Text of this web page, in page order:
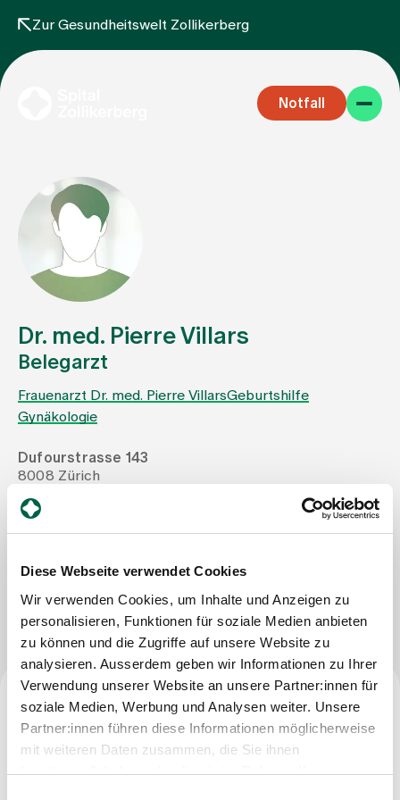
Diese Webseite verwendet Cookies
Wir verwenden Cookies, um Inhalte und Anzeigen zu
personalisieren, Funktionen für soziale Medien anbieten
zu können und die Zugriffe auf unsere Website zu
analysieren. Ausserdem geben wir Informationen zu Ihrer
Verwendung unserer Website an unsere Partner:innen für
soziale Medien, Werbung und Analysen weiter. Unsere
Partner:innen führen diese Informationen möglicherweise
mit weiteren Daten zusammen, die Sie ihnen
bereitgestellt haben oder die sie im Rahmen Ihrer
Zur Gesundheitswelt Zollikerberg
Notfall
Fachbereiche
Aufenthalt
Events
Über uns
Aktuelles
Jobs & Karriere
Kontakt
Dr. med. Pierre Villars
Belegarzt
Frauenarzt Dr. med. Pierre VillarsGeburtshilfe
Gynäkologie
Dufourstrasse 143
8008 Zürich
Tel
Mail
Nachricht schreiben
Facharzttitel
Facharzt für Gynäkologie und Geburtshilfe; speziell
operative Gynäkologie und Geburtshilfe